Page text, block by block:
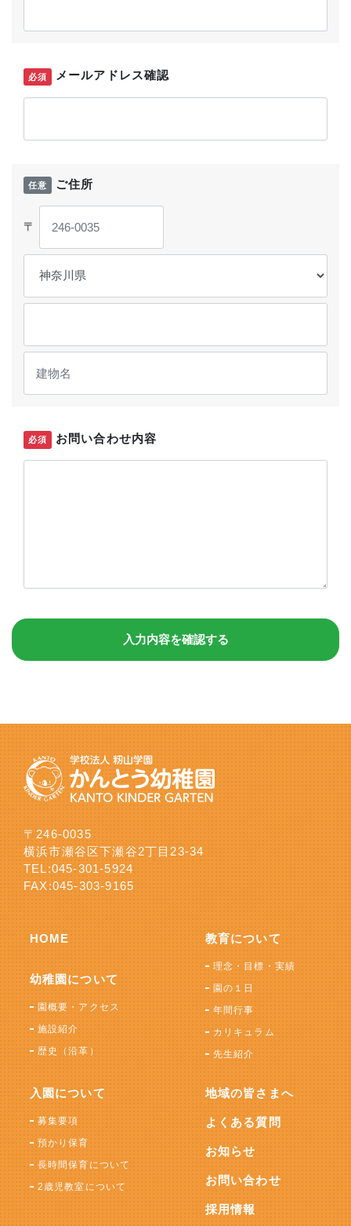
必須 メールアドレス確認
任意 ご住所
〒
必須 お問い合わせ内容
〒246-0035
横浜市瀬谷区下瀬谷2丁目23-34
TEL:045-301-5924
FAX:045-303-9165
HOME
幼稚園について
園概要・アクセス
施設紹介
歴史（沿革）
教育について
理念・目標・実績
園の１日
年間行事
カリキュラム
先生紹介
入園について
募集要項
預かり保育
長時間保育について
2歳児教室について
地域の皆さまへ
よくある質問
お知らせ
お問い合わせ
採用情報